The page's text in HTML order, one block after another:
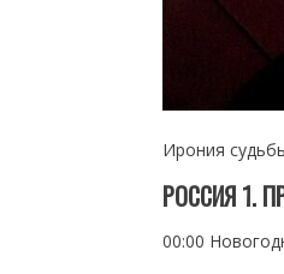
Ирония
РОССИЯ 1.
00:00